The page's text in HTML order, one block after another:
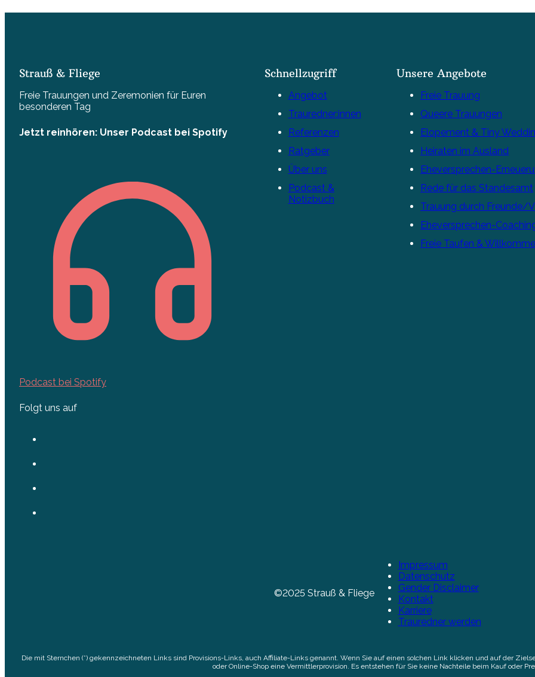
Strauß & Fliege
Freie Trauungen und Zeremonien für Euren
besonderen Tag
Jetzt reinhören: Unser Podcast bei Spotify
Podcast bei Spotify
Folgt uns auf
Schnellzugriff
Angebot
Trauredner:innen
Referenzen
Ratgeber
Über uns
Podcast &
Notizbuch
Unsere Angebote
Freie Trauung
Queere Trauungen
Elopement & Tiny
Heiraten im Ausland
Eheversprechen-
Rede für das Standesamt
Trauung durch Freunde/
Eheversprechen-
Freie Taufen &
©2025 Strauß & Fliege
Impressum
Datenschutz
Gender Disclaimer
Kontakt
Karriere
Trauredner werden
Die mit Sternchen (*) gekennzeichneten Links sind Provisions-Links, auch Affiliate-Links genannt. Wenn Sie auf einen solchen Link klicken und auf der
oder Online-Shop eine Vermittlerprovision. Es entstehen für Sie keine Nachteile beim Kauf oder